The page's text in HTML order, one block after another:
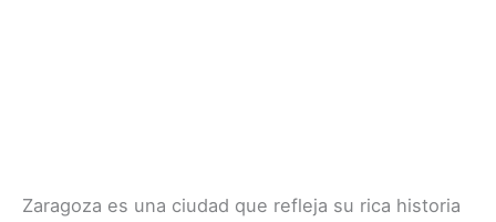
Zaragoza es una ciudad que refleja su rica historia